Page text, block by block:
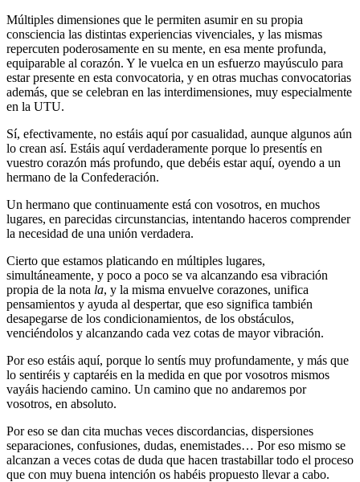
Múltiples dimensiones que le permiten asumir en su propia
consciencia las distintas experiencias vivenciales, y las mismas
repercuten poderosamente en su mente, en esa mente profunda,
equiparable al corazón. Y le vuelca en un esfuerzo mayúsculo para
estar presente en esta convocatoria, y en otras muchas convocatorias
además, que se celebran en las interdimensiones, muy especialmente
en la UTU.
Sí, efectivamente, no estáis aquí por casualidad, aunque algunos aún
lo crean así. Estáis aquí verdaderamente porque lo presentís en
vuestro corazón más profundo, que debéis estar aquí, oyendo a un
hermano de la Confederación.
Un hermano que continuamente está con vosotros, en muchos
lugares, en parecidas circunstancias, intentando haceros comprender
la necesidad de una unión verdadera.
Cierto que estamos platicando en múltiples lugares,
simultáneamente, y poco a poco se va alcanzando esa vibración
propia de la nota la, y la misma envuelve corazones, unifica
pensamientos y ayuda al despertar, que eso significa también
desapegarse de los condicionamientos, de los obstáculos,
venciéndolos y alcanzando cada vez cotas de mayor vibración.
Por eso estáis aquí, porque lo sentís muy profundamente, y más que
lo sentiréis y captaréis en la medida en que por vosotros mismos
vayáis haciendo camino. Un camino que no andaremos por
vosotros, en absoluto.
Por eso se dan cita muchas veces discordancias, dispersiones
separaciones, confusiones, dudas, enemistades… Por eso mismo se
alcanzan a veces cotas de duda que hacen trastabillar todo el proceso
que con muy buena intención os habéis propuesto llevar a cabo.